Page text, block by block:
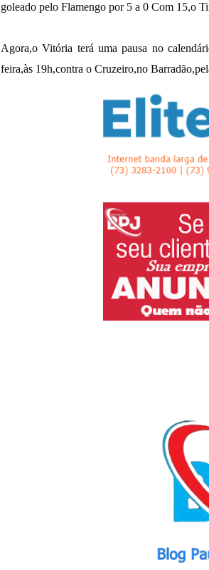
goleado pelo Flamengo por 5 a 0 Com 15,o
Agora,o Vitória terá uma pausa no
feira,às 19h,contra o Cruzeiro,no